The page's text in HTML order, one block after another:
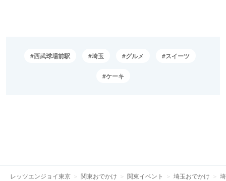
西武球場前駅 埼玉 グルメ スイーツ
ケーキ
レッツエンジョイ東京 関東おでかけ 関東イベント 埼玉おでかけ